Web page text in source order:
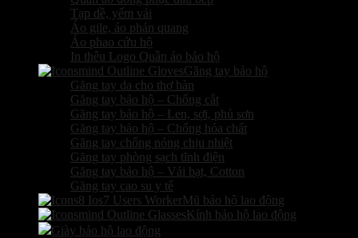
Tạp dề, yếm vải
Áo gile, áo phản quang
Áo phao cứu hộ
In thêu Logo Quần áo bảo hộ
Găng tay bảo hộ
Găng tay da cho thợ hàn
Găng tay bảo hộ – Chống cắt
Găng tay bảo hộ – Len, sợi, phủ sơn
Găng tay bảo hộ – Chống hóa chất
Găng tay chống nóng chịu nhiệt
Găng tay phòng sạch tĩnh điện
Găng tay bảo hộ – Vải bạt, Cotton
Găng tay cao su y tế
Mũ bảo hộ lao động
Kính bảo hộ lao động
Giày bảo hộ lao động